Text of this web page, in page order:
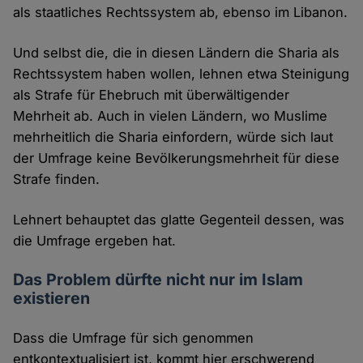
als staatliches Rechtssystem ab, ebenso im Libanon.
Und selbst die, die in diesen Ländern die Sharia als
Rechtssystem haben wollen, lehnen etwa Steinigung
als Strafe für Ehebruch mit überwältigender
Mehrheit ab. Auch in vielen Ländern, wo Muslime
mehrheitlich die Sharia einfordern, würde sich laut
der Umfrage keine Bevölkerungsmehrheit für diese
Strafe finden.
Lehnert behauptet das glatte Gegenteil dessen, was
die Umfrage ergeben hat.
Das Problem dürfte nicht nur im Islam
existieren
Dass die Umfrage für sich genommen
entkontextualisiert ist, kommt hier erschwerend